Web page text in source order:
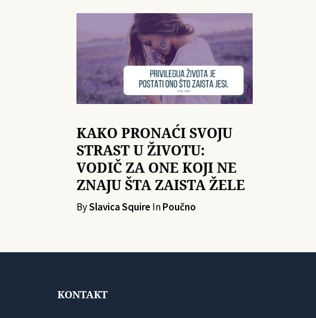
KAKO PRONAĆI SVOJU
STRAST U ŽIVOTU:
VODIČ ZA ONE KOJI NE
ZNAJU ŠTA ZAISTA ŽELE
BySlavica Squire InPoučno
KONTAKT